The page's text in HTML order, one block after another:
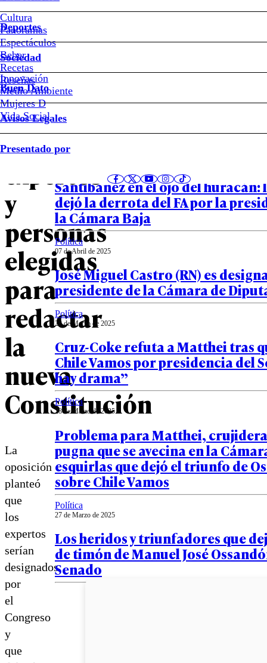
Cultura
Panoramas
Espectáculos
Beber
Recetas
Reseñas
Deportes
Sociedad
Innovación
Medio Ambiente
Mujeres D
Vida Social
Buen Dato
Avisos Legales
Presentado por
Vamos
propone
fórmula
mixta
con
y
personas
elegidas
para
redactar
la
nueva
Constitución
La
oposición
planteó
que
los
expertos
serían
designados
por
el
Congreso
y
que
Notas relacionadas
08 de Abril de 2025
Recriminaciones mutuas y
Santibáñez en el ojo del huracán:
dejó la derrota del FA por la
la Cámara Baja
Política
07 de Abril de 2025
José Miguel Castro (RN) es
presidente de la Cámara de
Política
28 de Marzo de 2025
Cruz-Coke refuta a Matthei tras
Chile Vamos por presidencia del
hay drama”
Política
28 de Marzo de 2025
Problema para Matthei, crujidera
pugna que se avecina en la
esquirlas que dejó el triunfo de
sobre Chile Vamos
Política
27 de Marzo de 2025
Los heridos y triunfadores que
de timón de Manuel José
Senado